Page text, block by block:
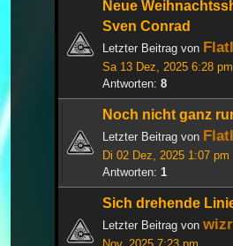
Neue
Sven Conrad
Letzter Beitrag von
Sa 13 Dez, 2025 6:28 pm
Antworten: 8
Noch nicht ganz
Letzter Beitrag von
Di 02 Dez, 2025 1:07 pm
Antworten: 1
Sich drehende
Letzter Beitrag von